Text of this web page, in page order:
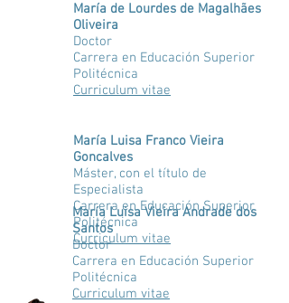
María de Lourdes de Magalhães
Oliveira
Doctor
Carrera en Educación Superior
Politécnica
Curriculum vitae
María Luisa Franco Vieira
Goncalves
Máster, con el título de
Especialista
Carrera en Educación Superior
Politécnica
Curriculum vitae
María Luisa Vieira Andrade dos
Santos
Doctor
Carrera en Educación Superior
Politécnica
Curriculum vitae